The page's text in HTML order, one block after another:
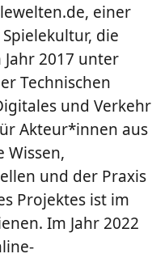
einer
die
2017 unter
Technischen
und Verkehr
Akteur*innen aus
Wissen,
und der Praxis
Projektes ist im
Im Jahr 2022